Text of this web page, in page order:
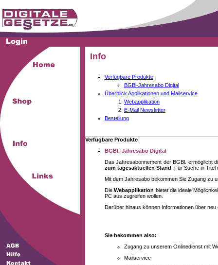
Info
Verfügbare Produkte
BGBl-Jahresabo Digital
Überblick Applikationen und Mailservice
Webapplikation
E-Mail Newsletter
Bestellung
Verfügbare Produkte
BGBl.-Jahresabo Digital
Das Jahresabonnement der BGBl. ermöglicht
zum tagesaktuellen Stand . Für Suche in
Mit dem Jahresabo bekommen Sie Zugang zu
DieWebapplikation bietet die ideale
PC aus zugreifen wollen.
Darüber hinaus können Informationen über
Sie bekommen also:
Zugang zu unserem Onlinedienst mit
Mailservice